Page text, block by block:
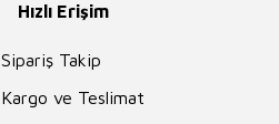
Hızlı Erişim
Sipariş Takip
Kargo ve Teslimat